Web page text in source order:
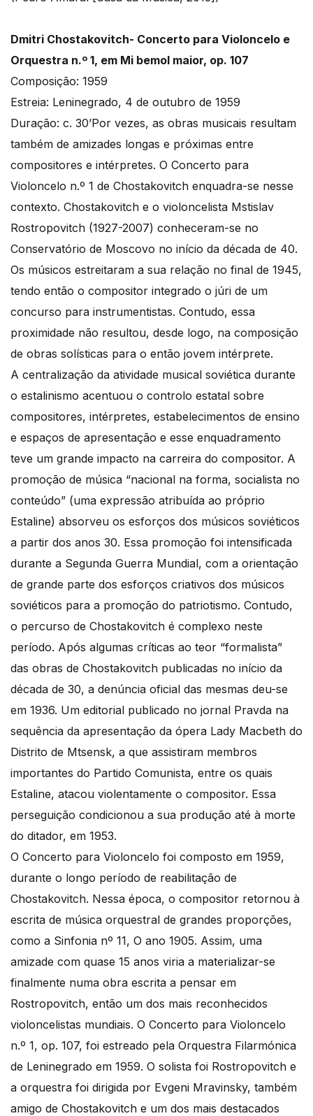
Dmitri Chostakovitch- Concerto para Violoncelo e
Orquestra n.º 1, em Mi bemol maior, op. 107
Composição: 1959
Estreia: Leninegrado, 4 de outubro de 1959
Duração: c. 30’Por vezes, as obras musicais resultam
também de amizades longas e próximas entre
compositores e intérpretes. O Concerto para
Violoncelo n.º 1 de Chostakovitch enquadra-se nesse
contexto. Chostakovitch e o violoncelista Mstislav
Rostropovitch (1927-2007) conheceram-se no
Conservatório de Moscovo no início da década de 40.
Os músicos estreitaram a sua relação no final de 1945,
tendo então o compositor integrado o júri de um
concurso para instrumentistas. Contudo, essa
proximidade não resultou, desde logo, na composição
de obras solísticas para o então jovem intérprete.
A centralização da atividade musical soviética durante
o estalinismo acentuou o controlo estatal sobre
compositores, intérpretes, estabelecimentos de ensino
e espaços de apresentação e esse enquadramento
teve um grande impacto na carreira do compositor. A
promoção de música “nacional na forma, socialista no
conteúdo” (uma expressão atribuída ao próprio
Estaline) absorveu os esforços dos músicos soviéticos
a partir dos anos 30. Essa promoção foi intensificada
durante a Segunda Guerra Mundial, com a orientação
de grande parte dos esforços criativos dos músicos
soviéticos para a promoção do patriotismo. Contudo,
o percurso de Chostakovitch é complexo neste
período. Após algumas críticas ao teor “formalista”
das obras de Chostakovitch publicadas no início da
década de 30, a denúncia oficial das mesmas deu-se
em 1936. Um editorial publicado no jornal Pravda na
sequência da apresentação da ópera Lady Macbeth do
Distrito de Mtsensk, a que assistiram membros
importantes do Partido Comunista, entre os quais
Estaline, atacou violentamente o compositor. Essa
perseguição condicionou a sua produção até à morte
do ditador, em 1953.
O Concerto para Violoncelo foi composto em 1959,
durante o longo período de reabilitação de
Chostakovitch. Nessa época, o compositor retornou à
escrita de música orquestral de grandes proporções,
como a Sinfonia nº 11, O ano 1905. Assim, uma
amizade com quase 15 anos viria a materializar-se
finalmente numa obra escrita a pensar em
Rostropovitch, então um dos mais reconhecidos
violoncelistas mundiais. O Concerto para Violoncelo
n.º 1, op. 107, foi estreado pela Orquestra Filarmónica
de Leninegrado em 1959. O solista foi Rostropovitch e
a orquestra foi dirigida por Evgeni Mravinsky, também
amigo de Chostakovitch e um dos mais destacados